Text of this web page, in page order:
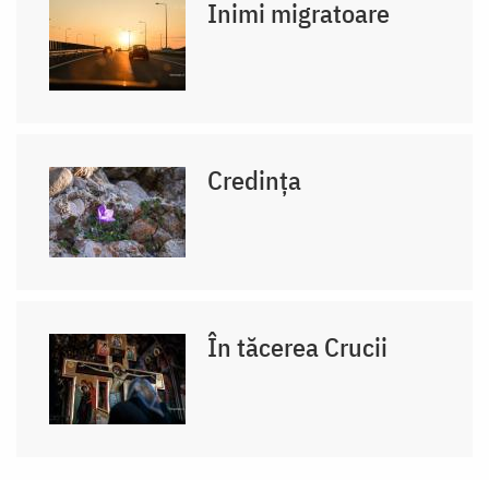
Inimi migratoare
Credința
În tăcerea Crucii